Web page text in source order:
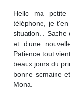
Hello ma
téléphone, je
situation... Sache
et d'une
Patience tout
beaux jours du
bonne semaine
Mona.